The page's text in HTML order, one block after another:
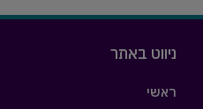
ניווט באתר
ראשי